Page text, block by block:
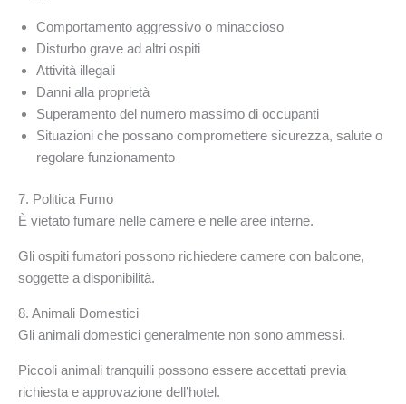
Comportamento aggressivo o minaccioso
Disturbo grave ad altri ospiti
Attività illegali
Danni alla proprietà
Superamento del numero massimo di occupanti
Situazioni che possano compromettere sicurezza, salute o
regolare funzionamento
7. Politica Fumo
È vietato fumare nelle camere e nelle aree interne.
Gli ospiti fumatori possono richiedere camere con balcone,
soggette a disponibilità.
8. Animali Domestici
Gli animali domestici generalmente non sono ammessi.
Piccoli animali tranquilli possono essere accettati previa
richiesta e approvazione dell’hotel.